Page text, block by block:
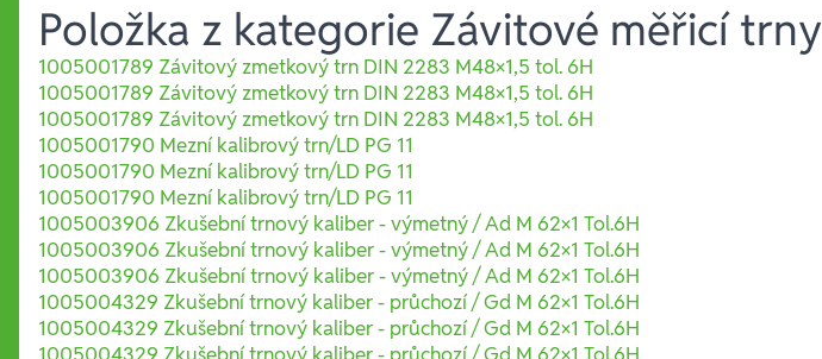
Položka z kategorie Závitové měřicí trny
1005001789 Závitový zmetkový trn DIN 2283 M48×1,5 tol. 6H
1005001789 Závitový zmetkový trn DIN 2283 M48×1,5 tol. 6H
1005001789 Závitový zmetkový trn DIN 2283 M48×1,5 tol. 6H
1005001790 Mezní kalibrový trn/LD PG 11
1005001790 Mezní kalibrový trn/LD PG 11
1005001790 Mezní kalibrový trn/LD PG 11
1005003906 Zkušební trnový kaliber - výmetný / Ad M 62×1 Tol.6H
1005003906 Zkušební trnový kaliber - výmetný / Ad M 62×1 Tol.6H
1005003906 Zkušební trnový kaliber - výmetný / Ad M 62×1 Tol.6H
1005004329 Zkušební trnový kaliber - průchozí / Gd M 62×1 Tol.6H
1005004329 Zkušební trnový kaliber - průchozí / Gd M 62×1 Tol.6H